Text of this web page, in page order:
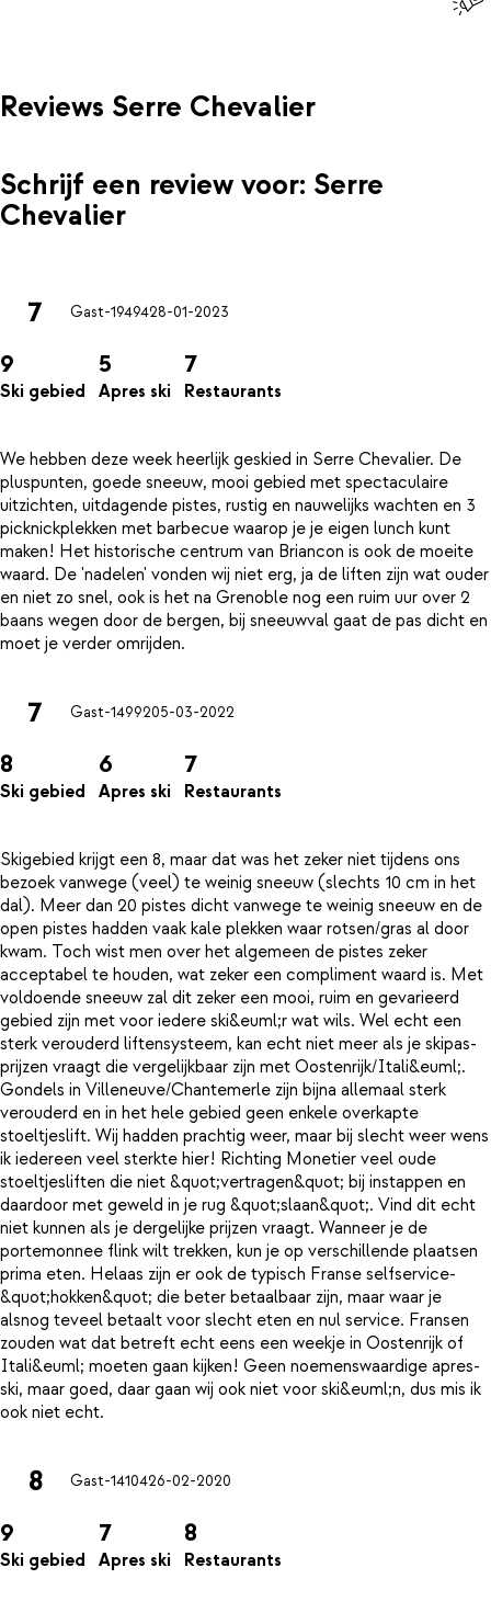
Reviews Serre Chevalier
Schrijf een review voor: Serre
Chevalier
7 Gast-1949428-01-2023
9
Ski gebied
5
Apres ski
7
Restaurants
We hebben deze week heerlijk geskied in Serre Chevalier. De
pluspunten, goede sneeuw, mooi gebied met spectaculaire
uitzichten, uitdagende pistes, rustig en nauwelijks wachten en 3
picknickplekken met barbecue waarop je je eigen lunch kunt
maken! Het historische centrum van Briancon is ook de moeite
waard. De 'nadelen' vonden wij niet erg, ja de liften zijn wat ouder
en niet zo snel, ook is het na Grenoble nog een ruim uur over 2
baans wegen door de bergen, bij sneeuwval gaat de pas dicht en
7 Gast-1499205-03-2022
8
Ski gebied
6
Apres ski
7
Restaurants
Skigebied krijgt een 8, maar dat was het zeker niet tijdens ons
bezoek vanwege (veel) te weinig sneeuw (slechts 10 cm in het
dal). Meer dan 20 pistes dicht vanwege te weinig sneeuw en de
open pistes hadden vaak kale plekken waar rotsen/gras al door
kwam. Toch wist men over het algemeen de pistes zeker
acceptabel te houden, wat zeker een compliment waard is. Met
voldoende sneeuw zal dit zeker een mooi, ruim en gevarieerd
gebied zijn met voor iedere ski&euml;r wat wils. Wel echt een
sterk verouderd liftensysteem, kan echt niet meer als je skipas-
prijzen vraagt die vergelijkbaar zijn met Oostenrijk/Itali&euml;.
Gondels in Villeneuve/Chantemerle zijn bijna allemaal sterk
verouderd en in het hele gebied geen enkele overkapte
stoeltjeslift. Wij hadden prachtig weer, maar bij slecht weer wens
ik iedereen veel sterkte hier! Richting Monetier veel oude
stoeltjesliften die niet &quot;vertragen&quot; bij instappen en
daardoor met geweld in je rug &quot;slaan&quot;. Vind dit echt
niet kunnen als je dergelijke prijzen vraagt. Wanneer je de
portemonnee flink wilt trekken, kun je op verschillende plaatsen
prima eten. Helaas zijn er ook de typisch Franse selfservice-
&quot;hokken&quot; die beter betaalbaar zijn, maar waar je
alsnog teveel betaalt voor slecht eten en nul service. Fransen
zouden wat dat betreft echt eens een weekje in Oostenrijk of
Itali&euml; moeten gaan kijken! Geen noemenswaardige apres-
ski, maar goed, daar gaan wij ook niet voor ski&euml;n, dus mis ik
8 Gast-1410426-02-2020
9
Ski gebied
7
Apres ski
8
Restaurants